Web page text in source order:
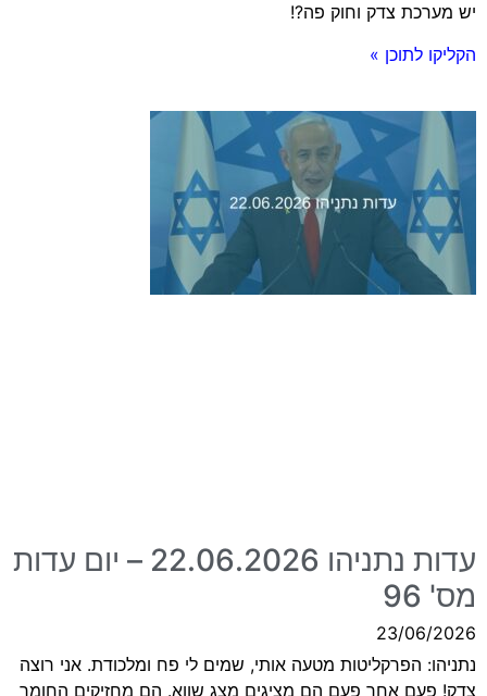
יש מערכת צדק וחוק פה?!
הקליקו לתוכן »
עדות נתניהו 22.06.2026 – יום עדות
מס' 96
23/06/2026
נתניהו: הפרקליטות מטעה אותי, שמים לי פח ומלכודת. אני רוצה
צדק! פעם אחר פעם הם מציגים מצג שווא. הם מחזיקים החומר